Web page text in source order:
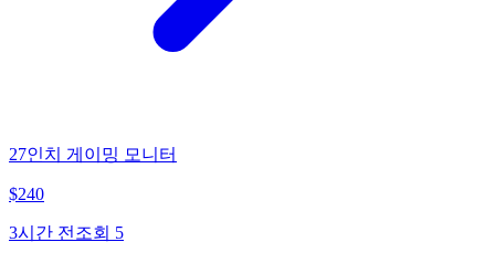
27인치 게이밍 모니터
$240
3시간 전 조회 5